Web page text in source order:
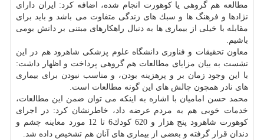
مطالعه هم گروهی یا كوهورت انجام شده، اضافه كرد: ایران دارای
نژادها و فرهنگ ها و سبك های زندگی متفاوت می باشد و باید برای
مقابله با خیلی از بیماری ها به دنبال راهكارهای مبتنی بر دانش بومی
باشیم.
معاون تحقیقات و فناوری دانشگاه علوم پزشكی شاهرود هم در این
نشست به بیان مزایای مطالعات هم گروهی پرداخت و اظهار داشت:
با این وجود زمان بر و پرهزینه بودن، و مناسب نبودن برای بیماری
های نادر همچون چالش های این گونه مطالعات است.
محمد حسن امامیان با اشاره به اینكه می توان ضمن این مطالعات،
خدمات خوبی هم به مردم عرضه داد، خاطرنشان كرد: در اجرای
كوهورت شاهرود پنج هزار و 620 كودك6 تا 12 مورد معاینه
چشم و
دندان قرار گرفته و بعضی از بیماری های آنان هم تشخیص داده شد.